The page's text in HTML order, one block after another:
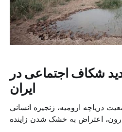
شکاف اجتماعی در
ایران
دریاچه ارومیه، زنجیره انسانی
اعتراض به خشک شدن زاینده